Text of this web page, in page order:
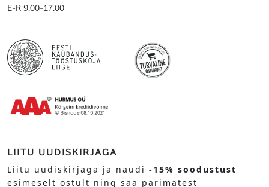
E-R 9.00-17.00
LIITU UUDISKIRJAGA
Liitu uudiskirjaga ja naudi -15% soodustust
esimeselt ostult ning saa parimatest